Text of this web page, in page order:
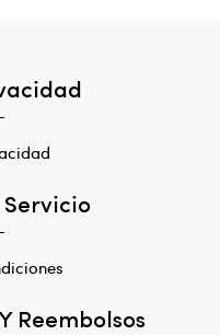
Servicio
Reembolsos